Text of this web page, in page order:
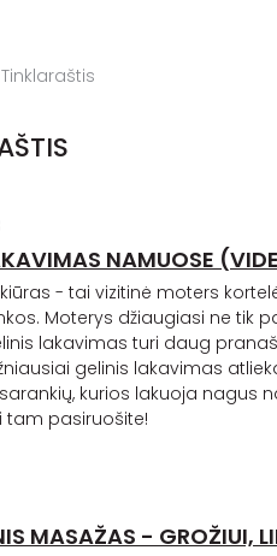
Tinklaraštis
NAMUOSE
- tai vizitinė moters
Moterys džiaugiasi ne tik
lakavimas turi daug
gelinis lakavimas
kurios lakuoja nagus
tam pasiruošite!
MASAŽAS - GROŽIUI,